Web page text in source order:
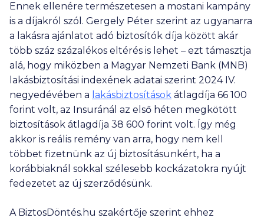
Ennek ellenére természetesen a mostani kampány
is a díjakról szól. Gergely Péter szerint az ugyanarra
a lakásra ajánlatot adó biztosítók díja között akár
több száz százalékos eltérés is lehet – ezt támasztja
alá, hogy miközben a Magyar Nemzeti Bank (MNB)
lakásbiztosítási indexének adatai szerint 2024 IV.
negyedévében a lakásbiztosítások átlagdíja 66 100
forint volt, az Insuránál az első héten megkötött
biztosítások átlagdíja 38 600 forint volt. Így még
akkor is reális remény van arra, hogy nem kell
többet fizetnünk az új biztosításunkért, ha a
korábbiaknál sokkal szélesebb kockázatokra nyújt
fedezetet az új szerződésünk.
A BiztosDöntés.hu szakértője szerint ehhez